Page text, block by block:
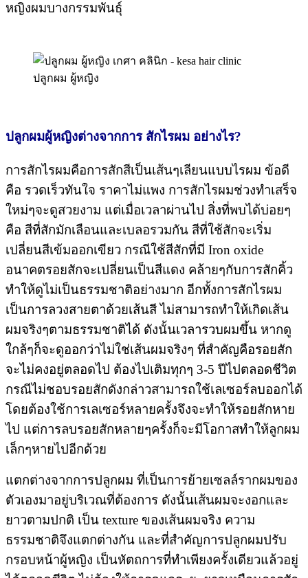
หญิงผมบางกรรมพันธุ์
ปลูกผม ผู้หญิง
ปลูกผมผู้หญิงต่างจากการ สักไรผม อย่างไร?
การสักไรผมคือการสักสีเป็นเส้นๆเลียนแบบไรผม ข้อดี
คือ รวดเร็วทันใจ ราคาไม่แพง การสักไรผมช่วงทำเสร็จ
ใหม่ๆจะดูสวยงาม แต่เมื่อเวลาผ่านไป สิ่งที่พบได้บ่อยๆ
คือ สีที่สักมักเลือนและเบลอรวมกัน สีที่ใช้สักจะเริ่ม
เปลี่ยนสีเข้มออกเขียว กรณีใช้สีสักที่มี Iron oxide
อนาคตรอยสักจะเปลี่ยนเป็นสีแดง คล้ายๆกับการสักคิ้ว
ทำให้ดูไม่เป็นธรรมชาติอย่างมาก อีกทั้งการสักไรผม
เป็นการลวงสายตาด้วยเส้นสี ไม่สามารถทำให้เกิดเส้น
ผมจริงๆตามธรรมชาติได้ ดังนั้นเวลารวบผมขึ้น หากดู
ใกล้ๆก็จะดูออกว่าไม่ใช่เส้นผมจริงๆ ที่สำคัญคือรอยสัก
จะไม่คงอยู่ตลอดไป ต้องไปเติมทุกๆ 3-5 ปีไปตลอดชีวิต
กรณีไม่ชอบรอยสักดังกล่าวสามารถใช้เลเซอร์ลบออกได้
โดยต้องใช้การเลเซอร์หลายครั้งจึงจะทำให้รอยสักหาย
ไป แต่การลบรอยสักหลายๆครั้งก็จะมีโอกาสทำให้ลูกผม
เล็กๆหายไปอีกด้วย
แตกต่างจากการปลูกผม ที่เป็นการย้ายเซลล์รากผมของ
ตัวเองมาอยู่บริเวณที่ต้องการ ดังนั้นเส้นผมจะงอกและ
ยาวตามปกติ เป็น texture ของเส้นผมจริง ความ
ธรรมชาติจึงแตกต่างกัน และที่สำคัญการปลูกผมปรับ
กรอบหน้าผู้หญิง เป็นหัตถการที่ทำเพียงครั้งเดียวแล้วอยู่